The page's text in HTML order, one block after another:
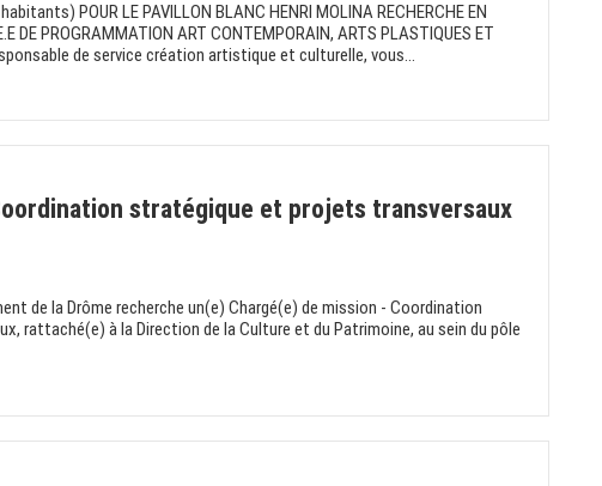
POUR LE PAVILLON BLANC HENRI MOLINA RECHERCHE EN
DE PROGRAMMATION ART CONTEMPORAIN, ARTS PLASTIQUES ET
de service création artistique et culturelle, vous...
stratégique et projets transversaux
de la Drôme recherche un(e) Chargé(e) de mission - Coordination
rattaché(e) à la Direction de la Culture et du Patrimoine, au sein du pôle